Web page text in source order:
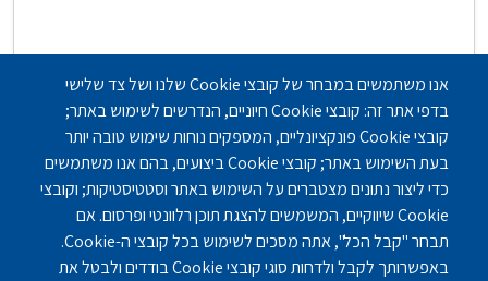
דיור מוגן בירושלים - אחוזת בית הכרם
בתי אבות - דיור מוגן,בתי אבות - סיעודיים
ירושלים
אנו משתמשים במבחר של קובצי Cookie שלנו ושל צד שלישי
בדפי אתר זה: קובצי Cookie חיוניים, הנדרשים לשימוש באתר;
קובצי Cookie פונקציונליים, המספקים נוחות שימוש טובה יותר
בעת השימוש באתר; קובצי Cookie ביצועים, בהם אנו משתמשים
כדי ליצור נתונים מצטברים על השימוש באתר וסטטיסטיקות; וקובצי
Cookie שיווקיים, המשמשים להצגת תוכן רלוונטי ופרסום. אם
תבחר "קבל הכל", אתה מסכים לשימוש בכל קובצי ה-Cookie.
באפשרותך לקבל ולדחות סוגי קובצי Cookie בודדים ולבטל את